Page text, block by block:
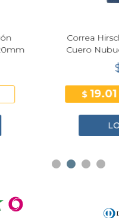
Oscuro
20mm